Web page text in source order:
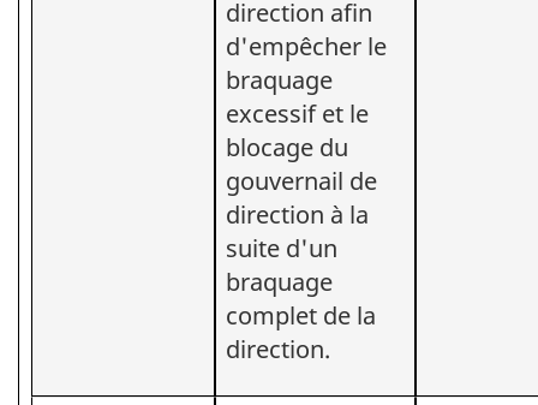
direction afin
d'empêcher le
braquage
excessif et le
blocage du
gouvernail de
direction à la
suite d'un
braquage
complet de la
direction.